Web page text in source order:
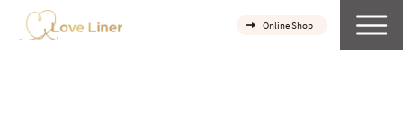
Online Shop